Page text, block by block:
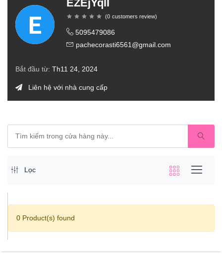
EZEjYqlI
(0 customers review)
5095479086
pachecorasti6561@gmail.com
Bắt đầu từ: Th11 24, 2024
Liên hệ với nhà cung cấp
Lọc
0 Product(s) found